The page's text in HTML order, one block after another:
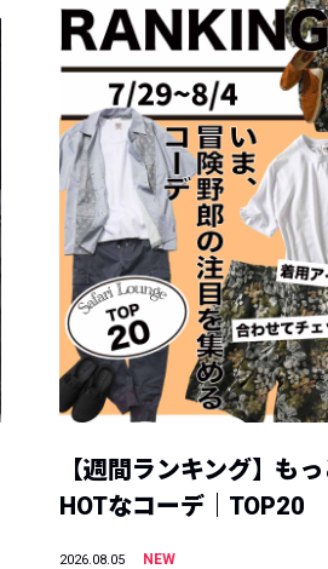
【週間ランキング】も
HOTなコーデ｜TOP20
2026.08.05
NEW